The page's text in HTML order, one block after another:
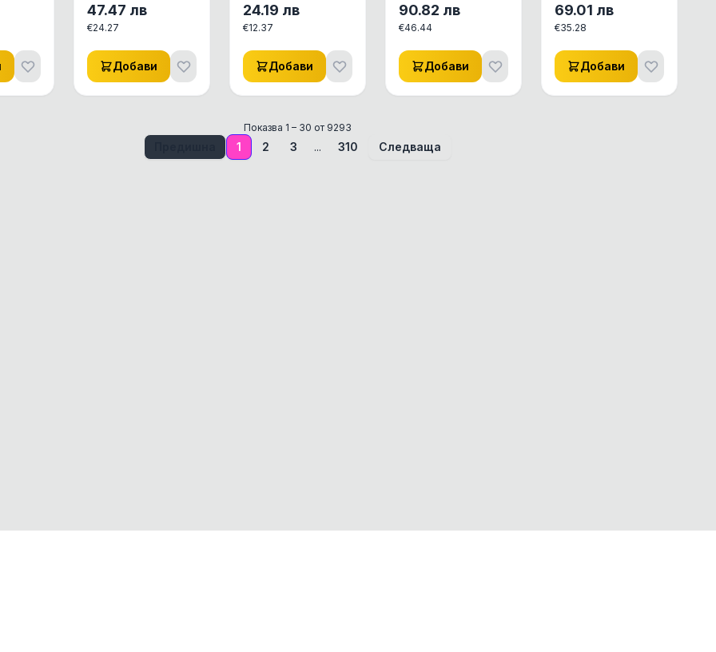
и
(пре- и
пробиотици)
47.47 лв
€24.27
Добави
бирена мая 100
броя
24.19 лв
€12.37
Добави
90.82 лв
€46.44
Добави
за кучета, котки и
порчета
69.01 лв
€35.28
Добави
Показва 1 – 30 от 9293
1 2 3 ... 310 Следваща